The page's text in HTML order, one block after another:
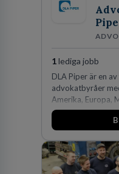
1lediga jobb
DLA Piper är en
advokatbyråer
Amerika, Europa,
och Oceanien. Vi
affärsjuridikens
fler än 450
Köpenhamn,
på DLA Piper